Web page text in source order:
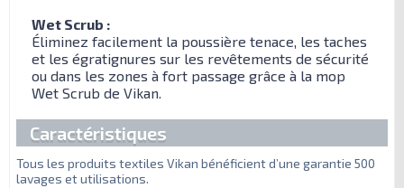
Wet Scrub :
Éliminez facilement la poussière tenace, les taches
et les égratignures sur les revêtements de sécurité
ou dans les zones à fort passage grâce à la mop
Wet Scrub de Vikan.
Caractéristiques
Tous les produits textiles Vikan bénéficient d’une garantie 500
lavages et utilisations.